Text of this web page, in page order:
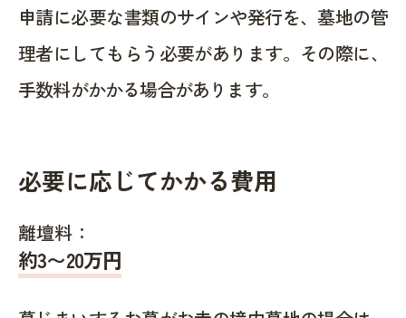
申請に必要な書類のサインや発行を、墓地の管
理者にしてもらう必要があります。その際に、
手数料がかかる場合があります。
必要に応じてかかる費用
離壇料：
約3〜20万円